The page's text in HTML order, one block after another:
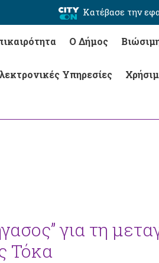
Κατέβασε την
Ο Δήμος
Υπηρεσίες
για τη
Τόκα